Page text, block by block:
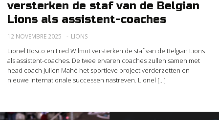
12 NOVEMBRE 2025 LIONS
versterken de staf van de Belgian
Lions als assistent-coaches
Lionel Bosco en Fred Wilmot versterken de staf van de Belgian Lions
als assistent-coaches. De twee ervaren coaches zullen samen met
head coach Julien Mahé het sportieve project verderzetten en
nieuwe internationale successen nastreven. Lionel [...]